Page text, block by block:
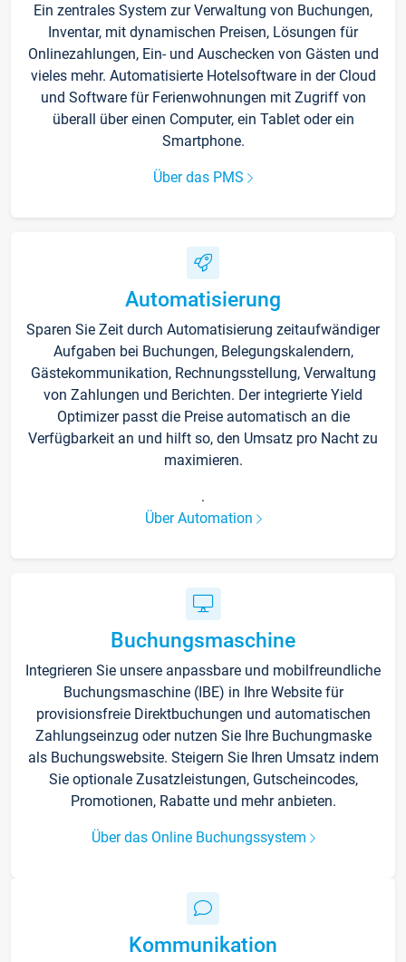
Ein zentrales System zur Verwaltung von Buchungen,
Inventar, mit dynamischen Preisen, Lösungen für
Onlinezahlungen, Ein- und Auschecken von Gästen und
vieles mehr. Automatisierte Hotelsoftware in der Cloud
und Software für Ferienwohnungen mit Zugriff von
überall über einen Computer, ein Tablet oder ein
Smartphone.
Über das PMS
Automatisierung
Sparen Sie Zeit durch Automatisierung zeitaufwändiger
Aufgaben bei Buchungen, Belegungskalendern,
Gästekommunikation, Rechnungsstellung, Verwaltung
von Zahlungen und Berichten. Der integrierte Yield
Optimizer passt die Preise automatisch an die
Verfügbarkeit an und hilft so, den Umsatz pro Nacht zu
maximieren.
.
Über Automation
Buchungsmaschine
Integrieren Sie unsere anpassbare und mobilfreundliche
Buchungsmaschine (IBE) in Ihre Website für
provisionsfreie Direktbuchungen und automatischen
Zahlungseinzug oder nutzen Sie Ihre Buchungmaske
als Buchungswebsite. Steigern Sie Ihren Umsatz indem
Sie optionale Zusatzleistungen, Gutscheincodes,
Promotionen, Rabatte und mehr anbieten.
Über das Online Buchungssystem
Kommunikation